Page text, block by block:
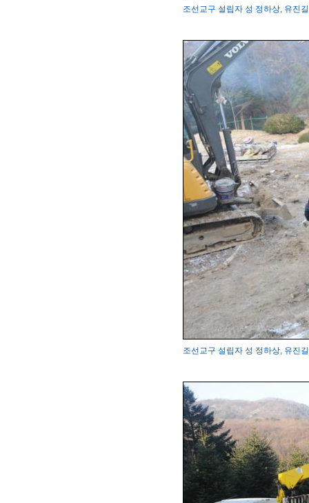
조선교구 설립자 성 정하상, 유진
조선교구 설립자 성 정하상, 유진